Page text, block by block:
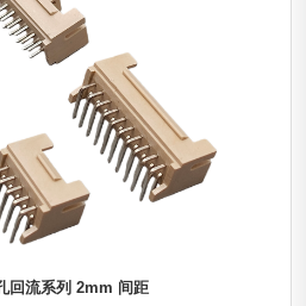
回流系列 2mm 间距